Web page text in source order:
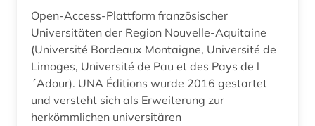
Open-Access-Plattform französischer
Universitäten der Region Nouvelle-Aquitaine
(Université Bordeaux Montaigne, Université de
Limoges, Université de Pau et des Pays de l
´Adour). UNA Éditions wurde 2016 gestartet
und versteht sich als Erweiterung zur
herkömmlichen universitären